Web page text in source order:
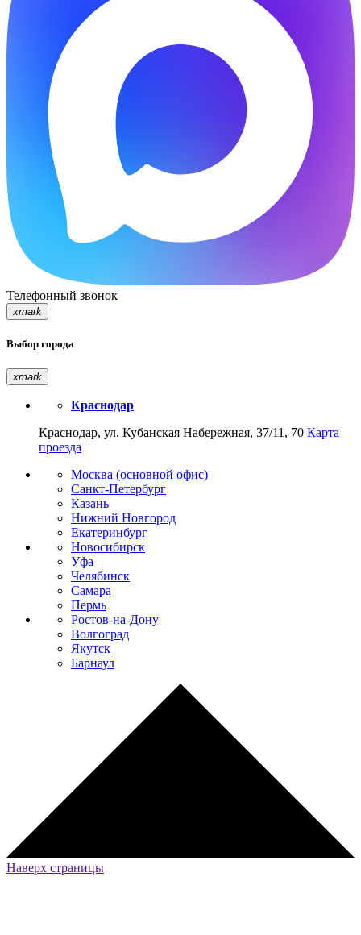
Телефонный звонок
xmark
Выбор города
xmark
Краснодар
Краснодар, ул. Кубанская Набережная, 37/11, 70 Карта
проезда
Москва (основной офис)
Санкт-Петербург
Казань
Нижний Новгород
Екатеринбург
Новосибирск
Уфа
Челябинск
Самара
Пермь
Ростов-на-Дону
Волгоград
Якутск
Барнаул
Наверх страницы